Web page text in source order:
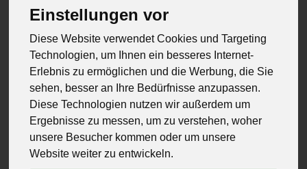
Einstellungen vor
Diese Website verwendet Cookies und Targeting
Technologien, um Ihnen ein besseres Internet-
Erlebnis zu ermöglichen und die Werbung, die Sie
sehen, besser an Ihre Bedürfnisse anzupassen.
Diese Technologien nutzen wir außerdem um
Ergebnisse zu messen, um zu verstehen, woher
unsere Besucher kommen oder um unsere
Website weiter zu entwickeln.
Hersteller